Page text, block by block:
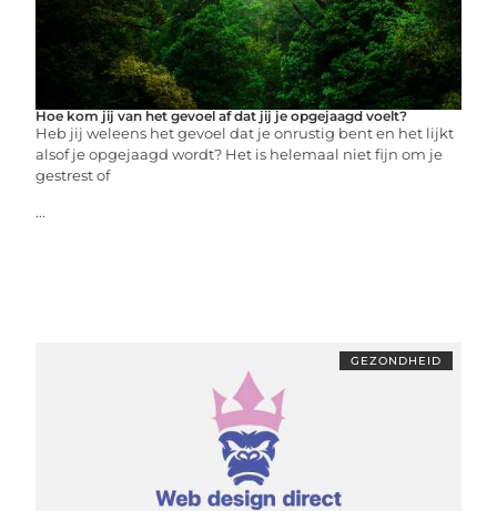
Hoe kom jij van het gevoel af dat jij je opgejaagd voelt?
Heb jij weleens het gevoel dat je onrustig bent en het lijkt
alsof je opgejaagd wordt? Het is helemaal niet fijn om je
gestrest of
...
GEZONDHEID